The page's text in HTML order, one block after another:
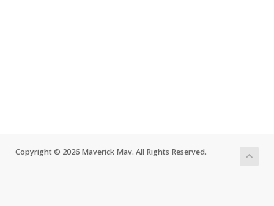
Copyright © 2026 Maverick Mav. All Rights Reserved.